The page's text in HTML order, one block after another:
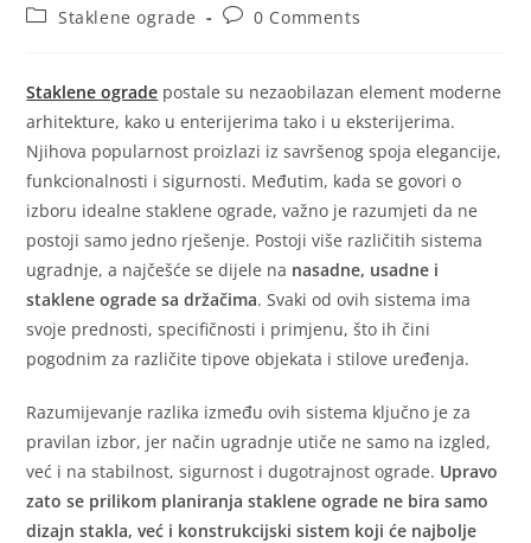
Staklene ograde
0 Comments
Staklene ograde postale su nezaobilazan element moderne
arhitekture, kako u enterijerima tako i u eksterijerima.
Njihova popularnost proizlazi iz savršenog spoja elegancije,
funkcionalnosti i sigurnosti. Međutim, kada se govori o
izboru idealne staklene ograde, važno je razumjeti da ne
postoji samo jedno rješenje. Postoji više različitih sistema
ugradnje, a najčešće se dijele na nasadne, usadne i
staklene ograde sa držačima. Svaki od ovih sistema ima
svoje prednosti, specifičnosti i primjenu, što ih čini
pogodnim za različite tipove objekata i stilove uređenja.
Razumijevanje razlika između ovih sistema ključno je za
pravilan izbor, jer način ugradnje utiče ne samo na izgled,
već i na stabilnost, sigurnost i dugotrajnost ograde. Upravo
zato se prilikom planiranja staklene ograde ne bira samo
dizajn stakla, već i konstrukcijski sistem koji će najbolje